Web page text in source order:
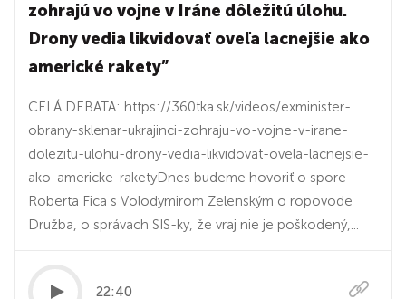
zohrajú vo vojne v Iráne dôležitú úlohu.
Drony vedia likvidovať oveľa lacnejšie ako
americké rakety”
CELÁ DEBATA: https://360tka.sk/videos/exminister-
obrany-sklenar-ukrajinci-zohraju-vo-vojne-v-irane-
dolezitu-ulohu-drony-vedia-likvidovat-ovela-lacnejsie-
ako-americke-raketyDnes budeme hovoriť o spore
Roberta Fica s Volodymirom Zelenským o ropovode
Družba, o správach SIS-ky, že vraj nie je poškodený,...
22:40